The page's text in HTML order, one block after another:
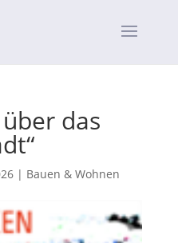
das
| Bauen & Wohnen